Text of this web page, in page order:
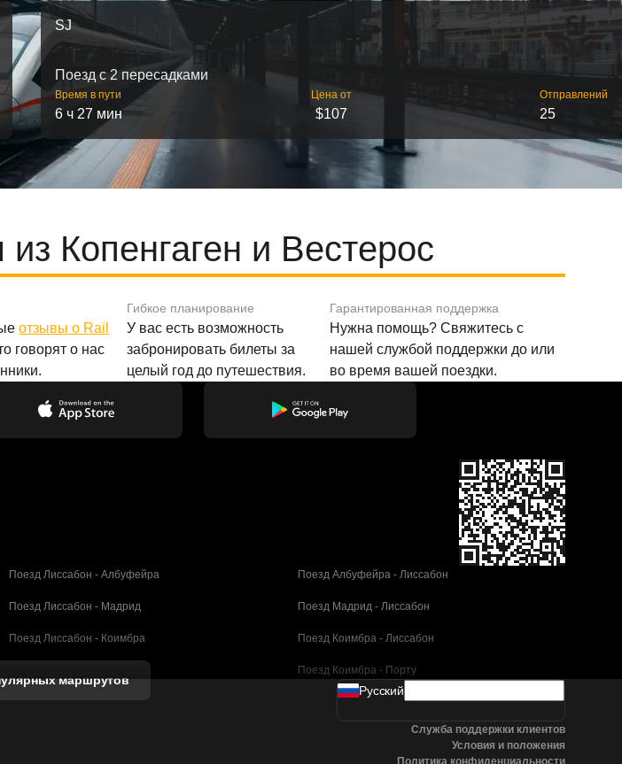
SJ
Поезд с 2 пересадками
Время в пути
6 ч 27 мин
Цена от
$107
Отправлений
25
Копенгаген и Вестерос
отзывы о Rail
говорят о нас
Гибкое планирование
У вас есть возможность
забронировать билеты за
целый год до путешествия.
Гарантированная поддержка
Нужна помощь? Свяжитесь с
нашей службой поддержки до или
во время вашей поездки.
Поезд Лиссабон - Албуфейра Поезд Албуфейра - Лиссабон
Поезд Лиссабон - Мадрид Поезд Мадрид - Лиссабон
Поезд Лиссабон - Коимбра Поезд Коимбра - Лиссабон
Поезд Коимбра - Порту
Поезд Валенсия - Барселона
Поезд Севилья - Барселона
маршрутов
Pусский
Служба поддержки клиентов
Условия и положения
Политика конфиденциальности